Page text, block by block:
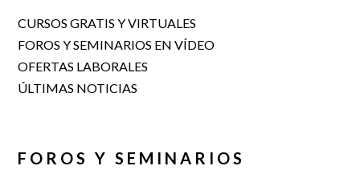
CURSOS GRATIS Y VIRTUALES
FOROS Y SEMINARIOS EN VÍDEO
OFERTAS LABORALES
ÚLTIMAS NOTICIAS
FOROS Y SEMINARIOS